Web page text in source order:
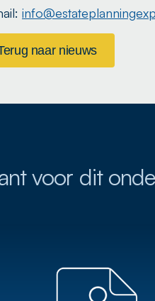
naar nieuws
voor dit